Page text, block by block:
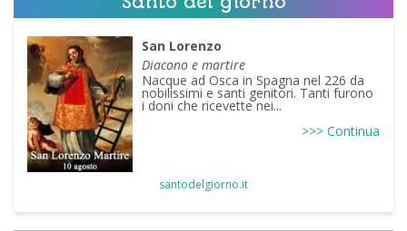
San Lorenzo
Diacono e martire
Nacque ad Osca in Spagna nel 226 da
nobilissimi e santi genitori. Tanti furono
i doni che ricevette nei...
>>> Continua
santodelgiorno.it